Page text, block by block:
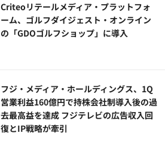
Criteoリテールメディア・プラットフォ
ーム、ゴルフダイジェスト・オンライン
の「GDOゴルフショップ」に導入
フジ・メディア・ホールディングス、1Q
営業利益160億円で持株会社制導入後の過
去最高益を達成 フジテレビの広告収入回
復とIP戦略が牽引